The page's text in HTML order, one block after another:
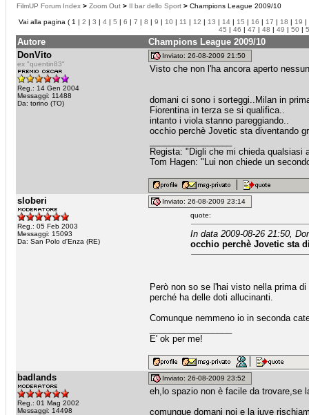
FilmUP Forum Index > Zoom Out > Il bar dello Sport > Champions League 2009/10
Vai alla pagina ( 1 | 2 | 3 | 4 | 5 | 6 | 7 | 8 | 9 | 10 | 11 | 12 | 13 | 14 | 15 | 16 | 17 | 18 | 19 |
45 | 46 | 47 | 48 | 49 | 50 |
Autore
Champions League 2009/10
DonVito
ex "quentin83"
Reg.: 14 Gen 2004
Messaggi: 11488
Da: torino (TO)
Inviato: 26-08-2009 21:50
Visto che non l'ha ancora aperto
domani ci sono i sorteggi..Milan in
Fiorentina in terza se si qualifica..
intanto i viola stanno pareggiando..
occhio perchè Jovetic sta diventando
Regista: "Digli che mi chieda qualsiasi
Tom Hagen: "Lui non chiede un
sloberi
Reg.: 05 Feb 2003
Messaggi: 15093
Da: San Polo d'Enza (RE)
Inviato: 26-08-2009 23:14
quote:
In data 2009-08-26 21:50,
occhio perchè Jovetic sta
Però non so se l'hai visto nella prima
perché ha delle doti allucinanti.
Comunque nemmeno io in seconda
E' ok per me!
badlands
Reg.: 01 Mag 2002
Messaggi: 14498
Inviato: 26-08-2009 23:52
eh,lo spazio non è facile da trovare,se
comunque domani noi e la juve